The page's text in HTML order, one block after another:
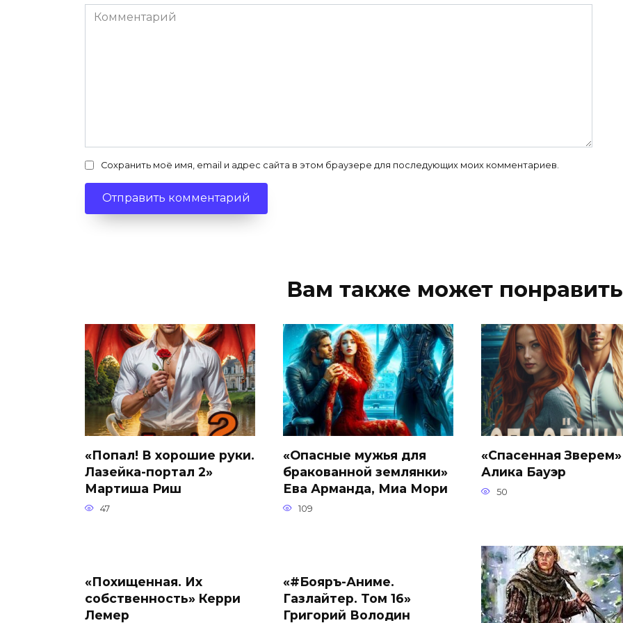
Комментарий
Сохранить моё имя, email и адрес сайта в этом браузере для последующих моих комментариев.
Вам также может
«Попал! В хорошие руки.
Лазейка-портал 2»
Мартиша Риш
47
«Опасные мужья для
бракованной землянки»
Ева Арманда, Миа Мори
109
«Спасенная Зверем»
Алика Бауэр
50
«Похищенная. Их
собственность» Керри
Лемер
«#Бояръ-Аниме.
Газлайтер. Том 16»
Григорий Володин